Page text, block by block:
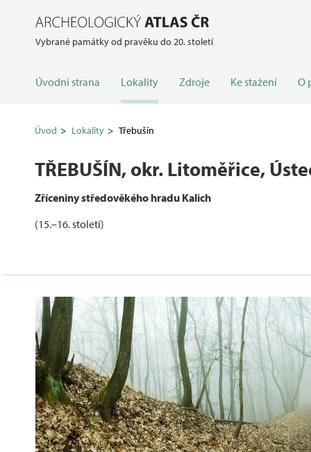
Vybrané památky od pravěku do 20. století
Úvodní strana Lokality Zdroje Ke stažení O
Úvod Lokality Třebušín
TŘEBUŠÍN, okr. Litoměřice,
Zříceniny středověkého hradu Kalich
(15.–16. století)